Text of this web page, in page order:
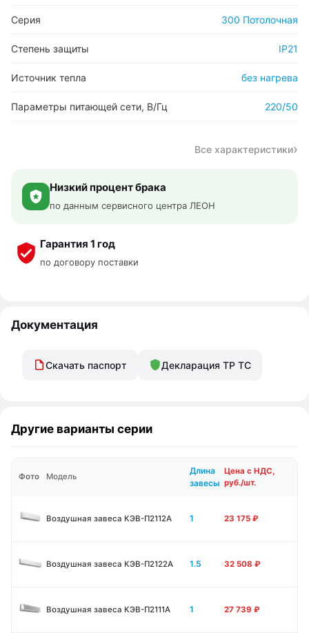
Серия 300 Потолочная
Степень защиты IP21
Источник тепла без нагрева
Параметры питающей сети, В/Гц 220/50
Все характеристики
Низкий процент брака
по данным сервисного центра ЛЕОН
Гарантия 1 год
по договору поставки
Документация
Скачать паспорт Декларация ТР ТС
Другие варианты серии
Фото Модель
Длина
завесы
Цена с НДС,
руб./шт.
Воздушная завеса КЭВ-П2112А 1 23 175 ₽
Воздушная завеса КЭВ-П2122А 1.5 32 508 ₽
Воздушная завеса КЭВ-П2111A 1 27 739 ₽